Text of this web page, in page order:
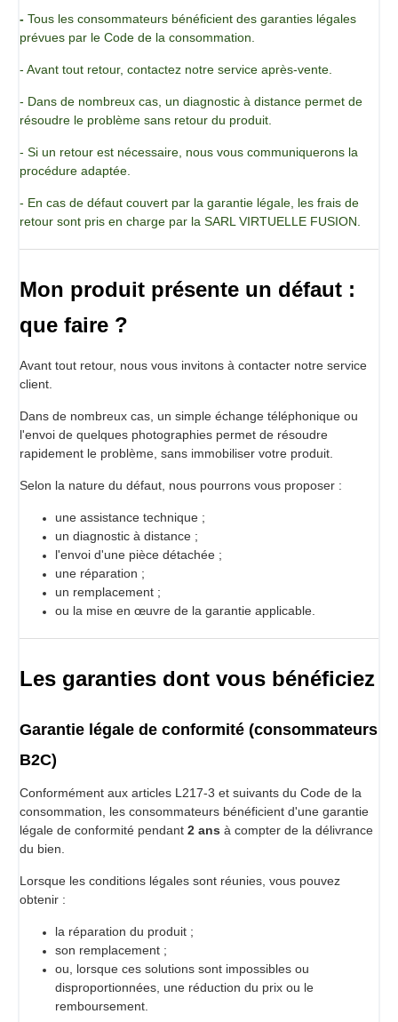
par la Célébration du Millenium entre Paris et New-York, à
bord du Concorde! Patrick poursuit par la création du
centre de formation d’Alain Ducasse ADF), et la co-écriture
Cuisine d’Alain Ducasse. Après avoir reçu une étoile au
Guide Michelin et 17/20 au Gault Millau.2007, il rejoint
de programme la prestigieuse école de Lausanne.
Trois passions animent Patrick Ogheard : la cuisine, la
transmission et la recherche, dans le respect du produit, du
patrimoine gastronomique et de la planète.
Christian Ségui fait ses armes de cuisinier dans des
découvre la gastronomie. En 1995, il achète la boucherie-
met en place un rayon traiteur et un service banquet. Il
il sort lauréat et obtient de nombreux prix. Il accède à la
consécration en 2011 en obtenant le titre de Meilleur
est appelé par l’École Hôtelière de Lausanne qui lui offre de
rejoindre l’équipe de formation des prochaines élites de la
restauration.
boulangerie de qualité, dynamique et diversifiée.
- Tous les consommateurs bénéficient des garanties légales
prévues par le Code de la consommation.
- Avant tout retour, contactez notre service après-vente.
- Dans de nombreux cas, un diagnostic à distance permet de
résoudre le problème sans retour du produit.
- Si un retour est nécessaire, nous vous communiquerons la
procédure adaptée.
- En cas de défaut couvert par la garantie légale, les frais de
retour sont pris en charge par la SARL VIRTUELLE FUSION.
Mon produit présente un défaut :
que faire ?
Avant tout retour, nous vous invitons à contacter notre service
client.
Dans de nombreux cas, un simple échange téléphonique ou
l'envoi de quelques photographies permet de résoudre
rapidement le problème, sans immobiliser votre produit.
Selon la nature du défaut, nous pourrons vous proposer :
une assistance technique ;
un diagnostic à distance ;
l'envoi d'une pièce détachée ;
une réparation ;
un remplacement ;
ou la mise en œuvre de la garantie applicable.
Les garanties dont vous bénéficiez
Garantie légale de conformité (consommateurs
B2C)
Conformément aux articles L217-3 et suivants du Code de la
consommation, les consommateurs bénéficient d'une garantie
légale de conformité pendant 2 ans à compter de la délivrance
du bien.
Lorsque les conditions légales sont réunies, vous pouvez
obtenir :
la réparation du produit ;
son remplacement ;
ou, lorsque ces solutions sont impossibles ou
disproportionnées, une réduction du prix ou le
remboursement.